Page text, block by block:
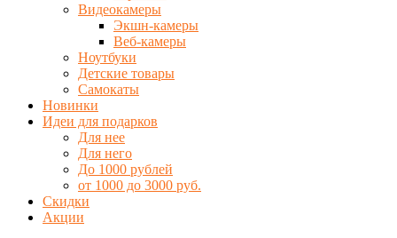
Видеокамеры
Экшн-камеры
Веб-камеры
Ноутбуки
Детские товары
Самокаты
Новинки
Идеи для подарков
Для нее
Для него
До 1000 рублей
от 1000 до 3000 руб.
Скидки
Акции